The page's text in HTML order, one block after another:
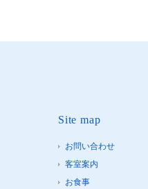
Site map
お問い合わせ
客室案内
お食事